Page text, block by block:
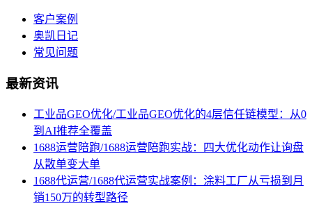
客户案例
奥凯日记
常见问题
最新资讯
工业品GEO优化/工业品GEO优化的4层信任链模型：从0
到AI推荐全覆盖
1688运营陪跑/1688运营陪跑实战：四大优化动作让询盘
从散单变大单
1688代运营/1688代运营实战案例：涂料工厂从亏损到月
销150万的转型路径